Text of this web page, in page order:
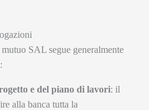
SAL segue generalmente
e del piano di lavori: il
alla banca tutta la